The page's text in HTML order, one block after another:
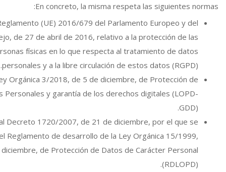
En concreto, la misma respeta las siguientes normas:
(UE) 2016/679 del Parlamento Europeo y del
de 27 de abril de 2016, relativo a la protección de las
físicas en lo que respecta al tratamiento de datos
personales y a la libre circulación de estos datos (RGPD).
Orgánica 3/2018, de 5 de diciembre, de Protección de
Personales y garantía de los derechos digitales (LOPD-
GDD).
Decreto 1720/2007, de 21 de diciembre, por el que se
Reglamento de desarrollo de la Ley Orgánica 15/1999,
de Protección de Datos de Carácter Personal
(RDLOPD).